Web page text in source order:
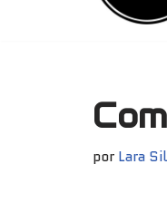
por Lara